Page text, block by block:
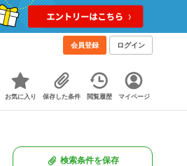
会員登録 ログイン
お気に入り 保存した条件 閲覧履歴 マイページ
検索条件を保存